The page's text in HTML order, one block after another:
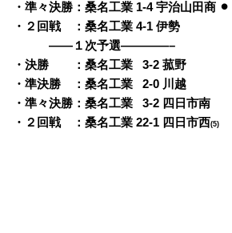
・準々決勝：桑名工業 1-4 宇治山田商 ⚫︎
・２回戦 ：桑名工業 4-1 伊勢
——１次予選————–
・決勝 ：桑名工業
03-2 菰野
・準決勝 ：桑名工業
02-0 川越
・準々決勝：桑名工業
03-2 四日市南
・２回戦 ：桑名工業 22-1 四日市西(5)